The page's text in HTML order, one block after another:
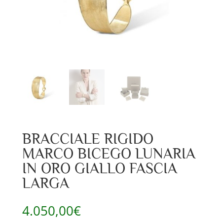
BRACCIALE RIGIDO
MARCO BICEGO LUNARIA
IN ORO GIALLO FASCIA
LARGA
4.050,00€